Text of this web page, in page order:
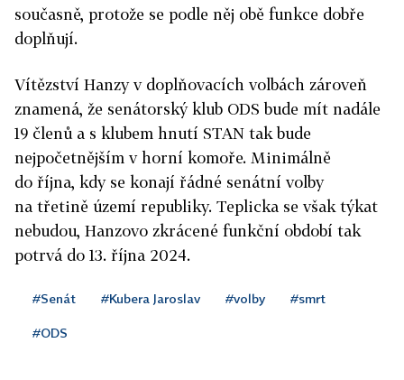
současně, protože se podle něj obě funkce dobře
doplňují.
Vítězství Hanzy v doplňovacích volbách zároveň
znamená, že senátorský klub ODS bude mít nadále
19 členů a s klubem hnutí STAN tak bude
nejpočetnějším v horní komoře. Minimálně
do října, kdy se konají řádné senátní volby
na třetině území republiky. Teplicka se však týkat
nebudou, Hanzovo zkrácené funkční období tak
potrvá do 13. října 2024.
#Senát #Kubera Jaroslav #volby #smrt
#ODS